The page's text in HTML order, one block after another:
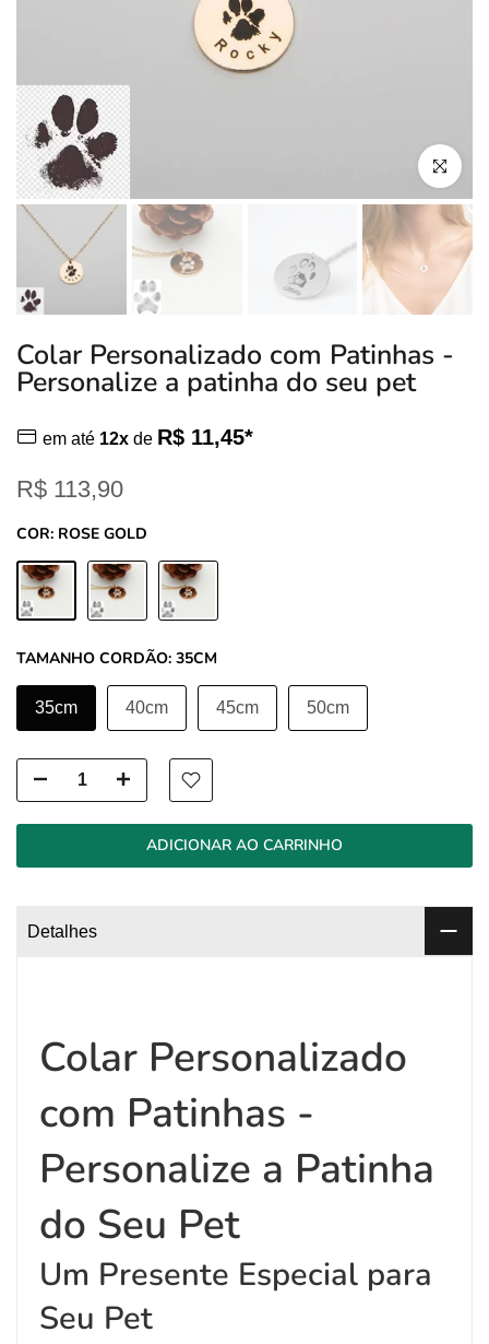
Clique para
Colar Personalizado com Patinhas -
Personalize a patinha do seu pet
em até 12x de R$ 11,45*
R$ 113,90
COR: ROSE GOLD
TAMANHO CORDÃO: 35CM
35cm 40cm 45cm 50cm
ADICIONAR AO CARRINHO
Detalhes
Colar Personalizado
com Patinhas -
Personalize a Patinha
do Seu Pet
Um Presente Especial para
Seu Pet